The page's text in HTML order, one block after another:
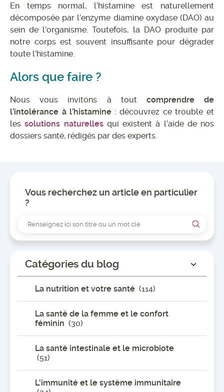
Vous recherchez un article en particulier
?
Catégories du blog
La nutrition et votre santé (114)
La santé de la femme et le confort
féminin (30)
La santé intestinale et le microbiote
(51)
L'immunité et le système immunitaire
En temps normal, l’histamine est naturellement
décomposée par l’enzyme diamine oxydase (DAO) au
sein de l’organisme. Toutefois, la DAO produite par
notre corps est souvent insuffisante pour dégrader
toute l’histamine.
Alors que faire ?
Nous vous invitons à tout comprendre de
l’intolérance à l’histamine : découvrez ce trouble et
lessolutions naturellesqui existent à l’aide de nos
dossiers santé, rédigés par des experts.